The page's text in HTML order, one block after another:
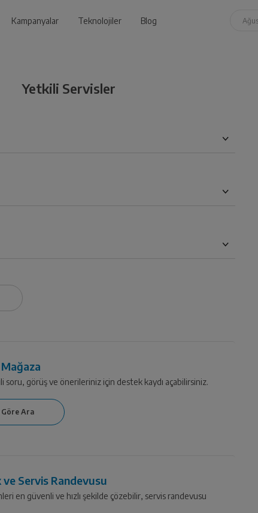
Kampanyalar Teknolojiler Blog
Yetkili Servisler
Mağaza
soru, görüş ve önerileriniz için destek kaydı açabilirsiniz.
Servis Randevusu
en güvenli ve hızlı şekilde çözebilir, servis randevusu